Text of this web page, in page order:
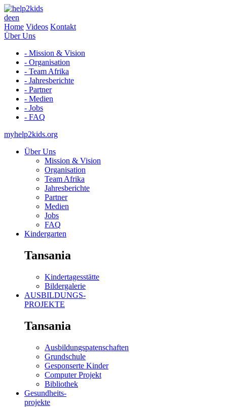
deen
Home Videos Kontakt
Über Uns
- Mission & Vision
- Organisation
- Team Afrika
- Jahresberichte
- Partner
- Medien
- Jobs
- FAQ
myhelp2kids.org
Über Uns
Mission & Vision
Organisation
Team Afrika
Jahresberichte
Partner
Medien
Jobs
FAQ
Kindergarten
Tansania
Kindertagesstätte
Bildergalerie
AUSBILDUNGS-
PROJEKTE
Tansania
Ausbildungspatenschaften
Grundschule
Gesponserte Kinder
Computer Projekt
Bibliothek
Gesundheits-
projekte